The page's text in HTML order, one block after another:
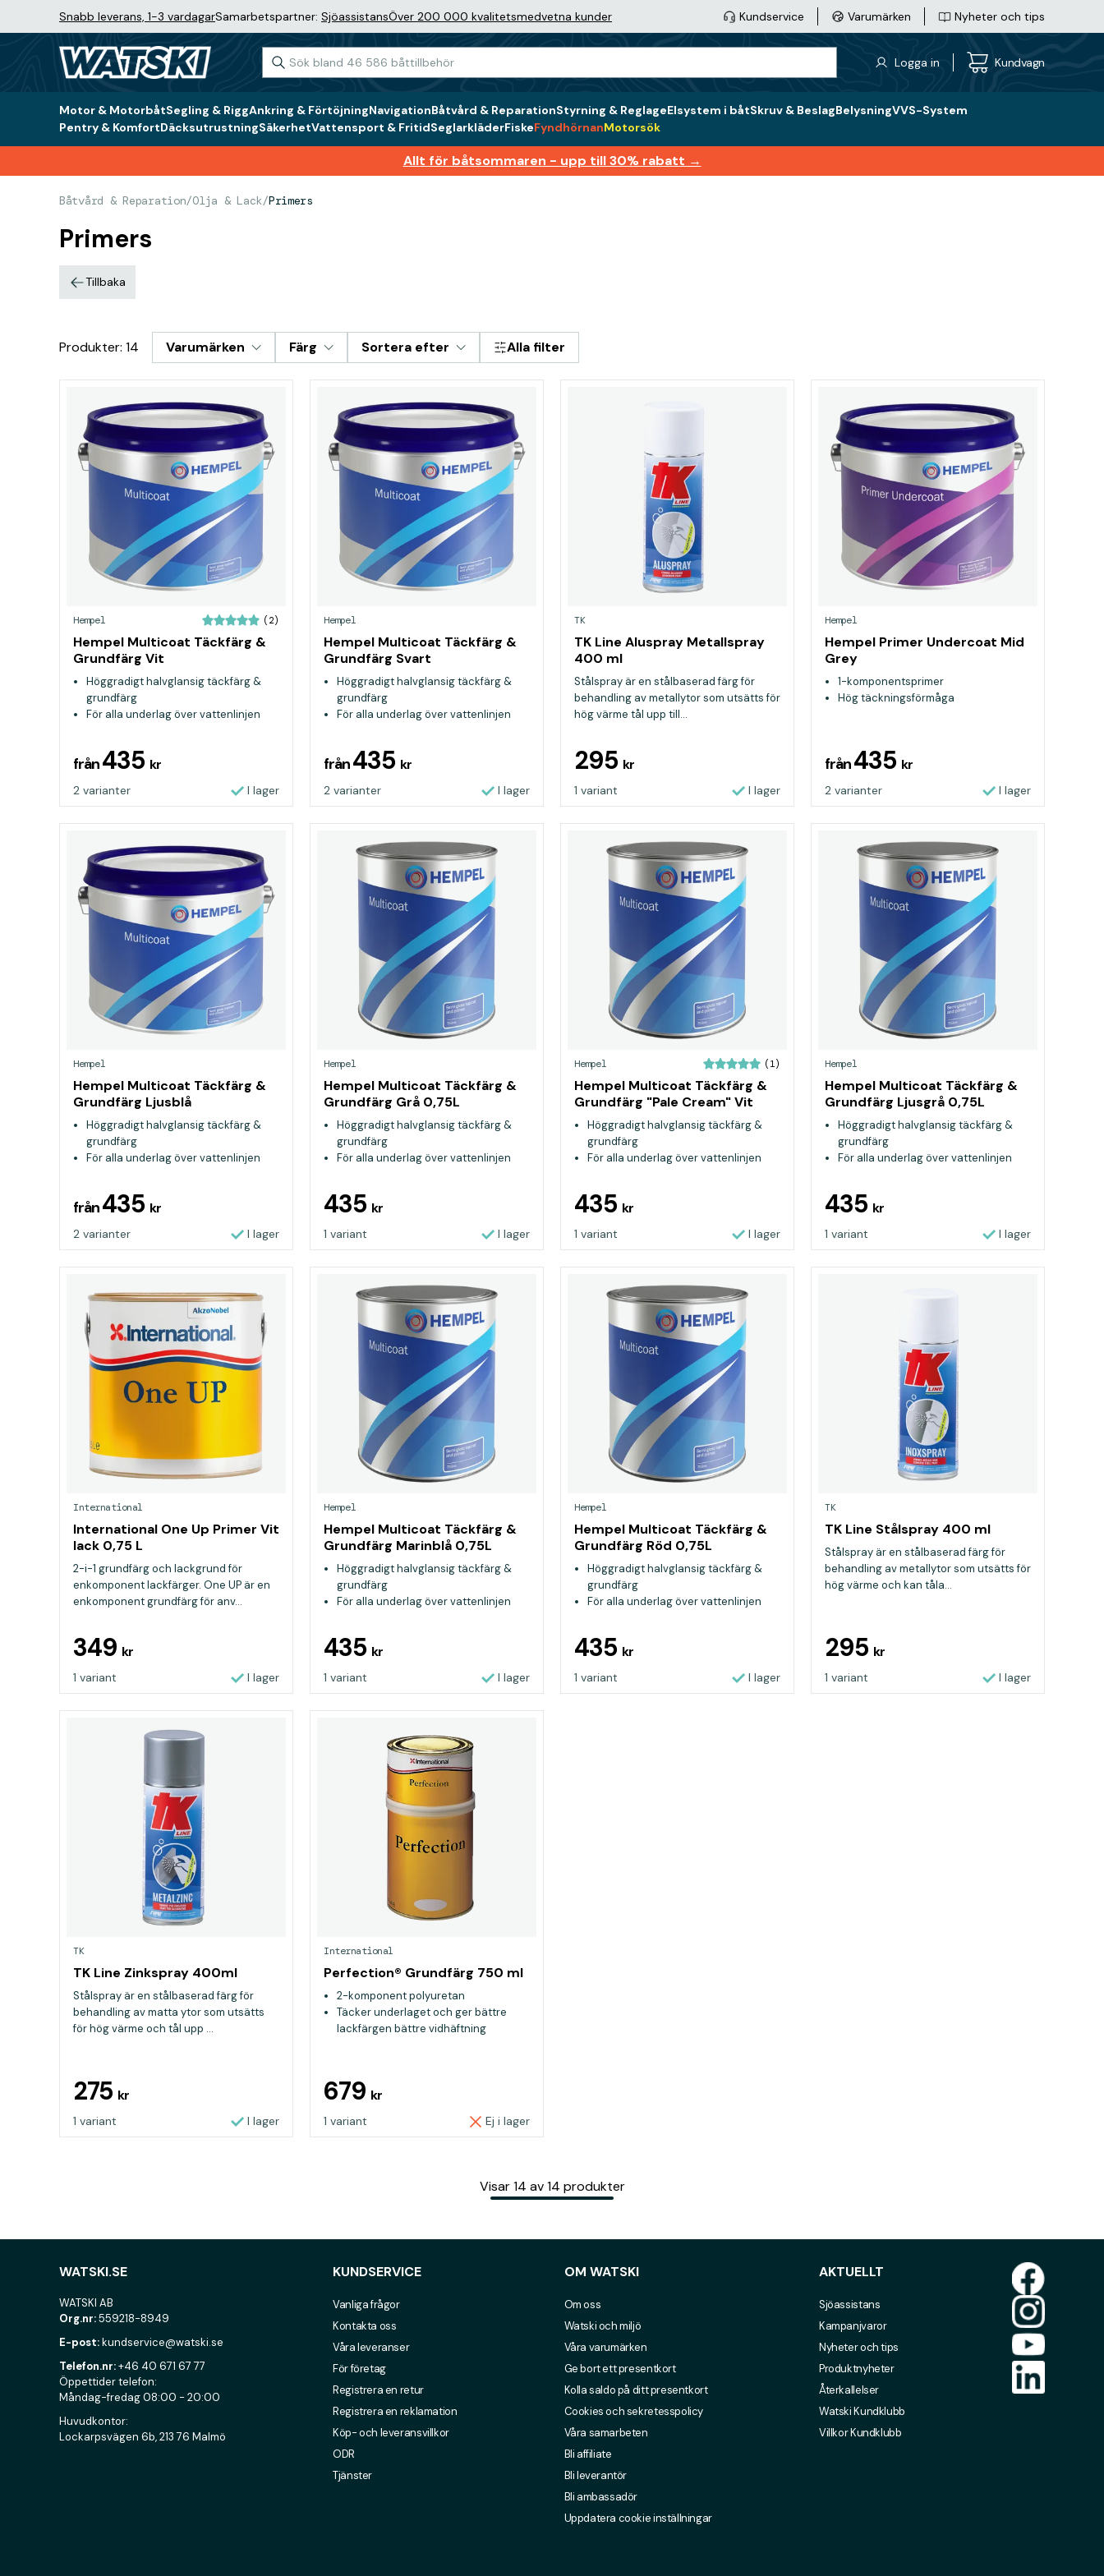
Snabb leverans, 1-3 vardagarSamarbetspartner: SjöassistansÖver 200 000 kvalitetsmedvetna kunder Kundservice Varumärken Nyheter och tips
Logga in Kundvagn
Motor & MotorbåtSegling & RiggAnkring & FörtöjningNavigationBåtvård & ReparationStyrning & ReglageElsystem i båtSkruv & BeslagBelysningVVS-System
Pentry & KomfortDäcksutrustningSäkerhetVattensport & FritidSeglarkläderFiskeFyndhörnanMotorsök
Allt för båtsommaren - upp till 30% rabatt →
Båtvård & Reparation/Olja & Lack/Primers
Primers
Tillbaka
Produkter: 14 Varumärken Färg Sortera efter Alla filter
Hempel (2)
Hempel Multicoat Täckfärg &
Grundfärg Vit
Höggradigt halvglansig täckfärg &
grundfärg
För alla underlag över vattenlinjen
från435 kr
2 varianter I lager
Hempel
Hempel Multicoat Täckfärg &
Grundfärg Svart
Höggradigt halvglansig täckfärg &
grundfärg
För alla underlag över vattenlinjen
från435 kr
2 varianter I lager
TK
TK Line Aluspray Metallspray
400 ml
Stålspray är en stålbaserad färg för
behandling av metallytor som utsätts för
hög värme tål upp till...
295 kr
1 variant I lager
Hempel
Hempel Primer Undercoat Mid
Grey
1-komponentsprimer
Hög täckningsförmåga
från435 kr
2 varianter I lager
Hempel
Hempel Multicoat Täckfärg &
Grundfärg Ljusblå
Höggradigt halvglansig täckfärg &
grundfärg
För alla underlag över vattenlinjen
från435 kr
2 varianter I lager
Hempel
Hempel Multicoat Täckfärg &
Grundfärg Grå 0,75L
Höggradigt halvglansig täckfärg &
grundfärg
För alla underlag över vattenlinjen
435 kr
1 variant I lager
Hempel (1)
Hempel Multicoat Täckfärg &
Grundfärg "Pale Cream" Vit
0,75L
Höggradigt halvglansig täckfärg &
grundfärg
För alla underlag över vattenlinjen
435 kr
1 variant I lager
Hempel
Hempel Multicoat Täckfärg &
Grundfärg Ljusgrå 0,75L
Höggradigt halvglansig täckfärg &
grundfärg
För alla underlag över vattenlinjen
435 kr
1 variant I lager
International
International One Up Primer Vit
lack 0,75 L
2-i-1 grundfärg och lackgrund för
enkomponent lackfärger. One UP är en
enkomponent grundfärg för anv...
349 kr
1 variant I lager
Hempel
Hempel Multicoat Täckfärg &
Grundfärg Marinblå 0,75L
Höggradigt halvglansig täckfärg &
grundfärg
För alla underlag över vattenlinjen
435 kr
1 variant I lager
Hempel
Hempel Multicoat Täckfärg &
Grundfärg Röd 0,75L
Höggradigt halvglansig täckfärg &
grundfärg
För alla underlag över vattenlinjen
435 kr
1 variant I lager
TK
TK Line Stålspray 400 ml
Stålspray är en stålbaserad färg för
behandling av metallytor som utsätts för
hög värme och kan tåla...
295 kr
1 variant I lager
TK
TK Line Zinkspray 400ml
Stålspray är en stålbaserad färg för
behandling av matta ytor som utsätts
för hög värme och tål upp ...
275 kr
1 variant I lager
International
Perfection® Grundfärg 750 ml
2-komponent polyuretan
Täcker underlaget och ger bättre
lackfärgen bättre vidhäftning
679 kr
1 variant Ej i lager
Visar 14 av 14 produkter
WATSKI.SE
WATSKI AB
Org.nr:559218-8949
E-post:kundservice@watski.se
Telefon.nr:+46 40 671 67 77
Öppettider telefon:
Måndag-fredag 08:00 - 20:00
Huvudkontor:
Lockarpsvägen 6b, 213 76 Malmö
KUNDSERVICE
Vanliga frågor
Kontakta oss
Våra leveranser
För företag
Registrera en retur
Registrera en reklamation
Köp- och leveransvillkor
ODR
Tjänster
OM WATSKI
Om oss
Watski och miljö
Våra varumärken
Ge bort ett presentkort
Kolla saldo på ditt presentkort
Cookies och sekretesspolicy
Våra samarbeten
Bli affiliate
Bli leverantör
Bli ambassadör
Uppdatera cookie inställningar
AKTUELLT
Sjöassistans
Kampanjvaror
Nyheter och tips
Produktnyheter
Återkallelser
Watski Kundklubb
Villkor Kundklubb